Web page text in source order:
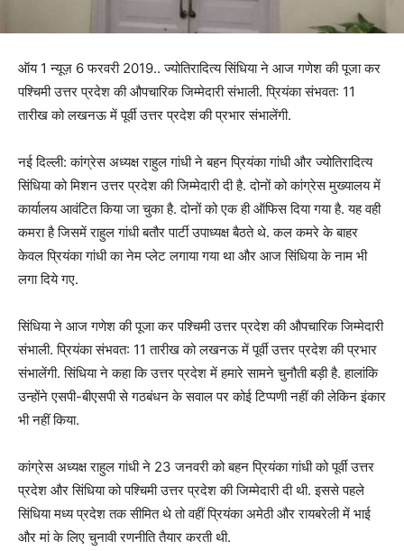
ऑय 1 न्यूज़ 6 फरवरी 2019.. ज्योतिरादित्य सिंधिया ने आज गणेश की पूजा कर
पश्चिमी उत्तर प्रदेश की औपचारिक जिम्मेदारी संभाली. प्रियंका संभवत: 11
तारीख को लखनऊ में पूर्वी उत्तर प्रदेश की प्रभार संभालेंगी.
नई दिल्ली: कांग्रेस अध्यक्ष राहुल गांधी ने बहन प्रियंका गांधी और ज्योतिरादित्य
सिंधिया को मिशन उत्तर प्रदेश की जिम्मेदारी दी है. दोनों को कांग्रेस मुख्यालय में
कार्यालय आवंटित किया जा चुका है. दोनों को एक ही ऑफिस दिया गया है. यह वही
कमरा है जिसमें राहुल गांधी बतौर पार्टी उपाध्यक्ष बैठते थे. कल कमरे के बाहर
केवल प्रियंका गांधी का नेम प्लेट लगाया गया था और आज सिंधिया के नाम भी
लगा दिये गए.
सिंधिया ने आज गणेश की पूजा कर पश्चिमी उत्तर प्रदेश की औपचारिक जिम्मेदारी
संभाली. प्रियंका संभवत: 11 तारीख को लखनऊ में पूर्वी उत्तर प्रदेश की प्रभार
संभालेंगी. सिंधिया ने कहा कि उत्तर प्रदेश में हमारे सामने चुनौती बड़ी है. हालांकि
उन्होंने एसपी-बीएसपी से गठबंधन के सवाल पर कोई टिप्पणी नहीं की लेकिन इंकार
भी नहीं किया.
कांग्रेस अध्यक्ष राहुल गांधी ने 23 जनवरी को बहन प्रियंका गांधी को पूर्वी उत्तर
प्रदेश और सिंधिया को पश्चिमी उत्तर प्रदेश की जिम्मेदारी दी थी. इससे पहले
सिंधिया मध्य प्रदेश तक सीमित थे तो वहीं प्रियंका अमेठी और रायबरेली में भाई
और मां के लिए चुनावी रणनीति तैयार करती थी.